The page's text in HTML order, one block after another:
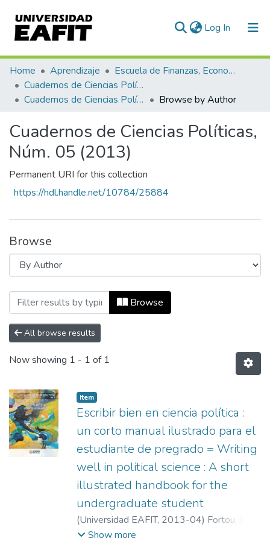
Log In (current)
Communities & Collections
All of DSpace
Home Aprendizaje
Escuela de Finanzas, Economía y Gobierno
Cuadernos de Ciencias Políticas
Cuadernos de Ciencias Políticas, Núm. 05 (2013)
Browse by Author
Cuadernos de Ciencias Políticas,
Núm. 05 (2013)
Permanent URI for this collection
https://hdl.handle.net/10784/25884
Browse
Browsing Cuadernos de Ciencias
Browse
All browse results
Now showing 1 - 1 of 1
Item
Escribir bien en ciencia política :
un corto manual ilustrado para el
estudiante de pregrado = Writing
well in political science : A short
illustrated handbook for the
undergraduate student
(Universidad EAFIT, 2013-04) Fortou, José
Antonio;Universidad EAFIT
Show more